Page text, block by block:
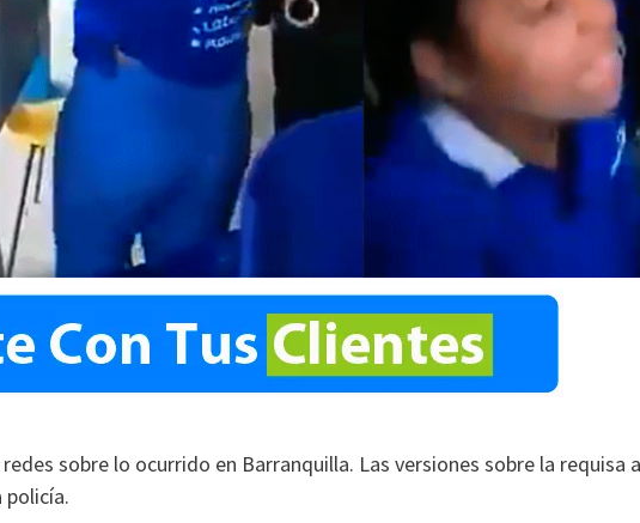
sobre lo ocurrido en Barranquilla. Las versiones sobre la requisa a
policía.